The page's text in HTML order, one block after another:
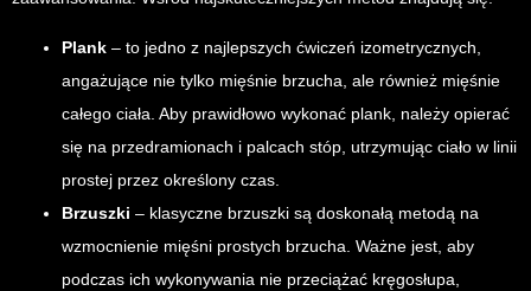
Plank – to jedno z najlepszych ćwiczeń izometrycznych,
angażujące nie tylko mięśnie brzucha, ale również mięśnie
całego ciała. Aby prawidłowo wykonać plank, należy opierać
się na przedramionach i palcach stóp, utrzymując ciało w linii
prostej przez określony czas.
Brzuszki – klasyczne brzuszki są doskonałą metodą na
wzmocnienie mięśni prostych brzucha. Ważne jest, aby
podczas ich wykonywania nie przeciążać kręgosłupa,